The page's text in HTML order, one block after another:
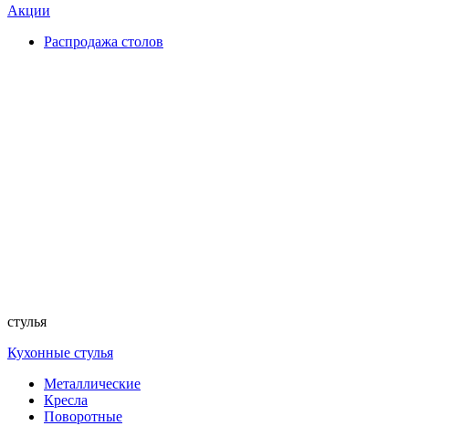
Акции
Распродажа столов
стулья
Кухонные стулья
Металлические
Кресла
Поворотные